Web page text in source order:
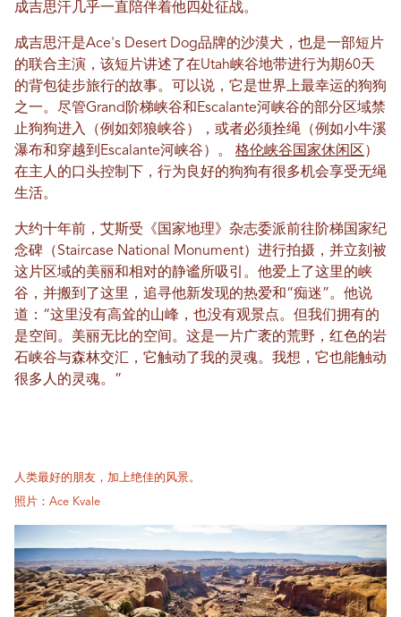
成吉思汗几乎一直陪伴着他四处征战。
成吉思汗是Ace's Desert Dog品牌的沙漠犬，也是一部短片
的联合主演，该短片讲述了在Utah峡谷地带进行为期60天
的背包徒步旅行的故事。可以说，它是世界上最幸运的狗狗
之一。尽管Grand阶梯峡谷和Escalante河峡谷的部分区域禁
止狗狗进入（例如郊狼峡谷），或者必须拴绳（例如小牛溪
瀑布和穿越到Escalante河峡谷）。 格伦峡谷国家休闲区 ）
在主人的口头控制下，行为良好的狗狗有很多机会享受无绳
生活。
大约十年前，艾斯受《国家地理》杂志委派前往阶梯国家纪
念碑（Staircase National Monument）进行拍摄，并立刻被
这片区域的美丽和相对的静谧所吸引。他爱上了这里的峡
谷，并搬到了这里，追寻他新发现的热爱和“痴迷”。他说
道：“这里没有高耸的山峰，也没有观景点。但我们拥有的
是空间。美丽无比的空间。这是一片广袤的荒野，红色的岩
石峡谷与森林交汇，它触动了我的灵魂。我想，它也能触动
很多人的灵魂。”
人类最好的朋友，加上绝佳的风景。
照片：Ace Kvale